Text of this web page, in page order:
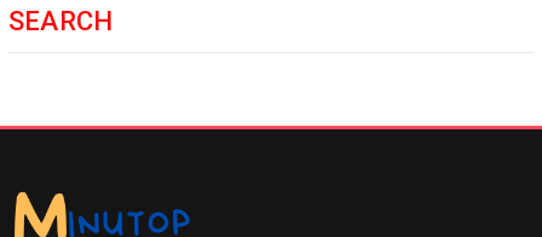
SEARCH